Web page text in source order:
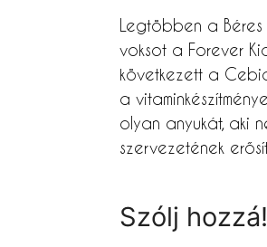
Legtöbben a
voksot a Forever
következett a
a
olyan anyukát, aki
szervezetének
Szólj hozzá!